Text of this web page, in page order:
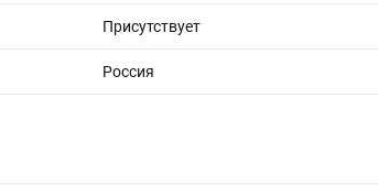
Присутствует
Россия